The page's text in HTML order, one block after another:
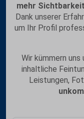
mehr
Dank unserer
um Ihr Profil
Wir kümmern
inhaltliche
Leistungen,